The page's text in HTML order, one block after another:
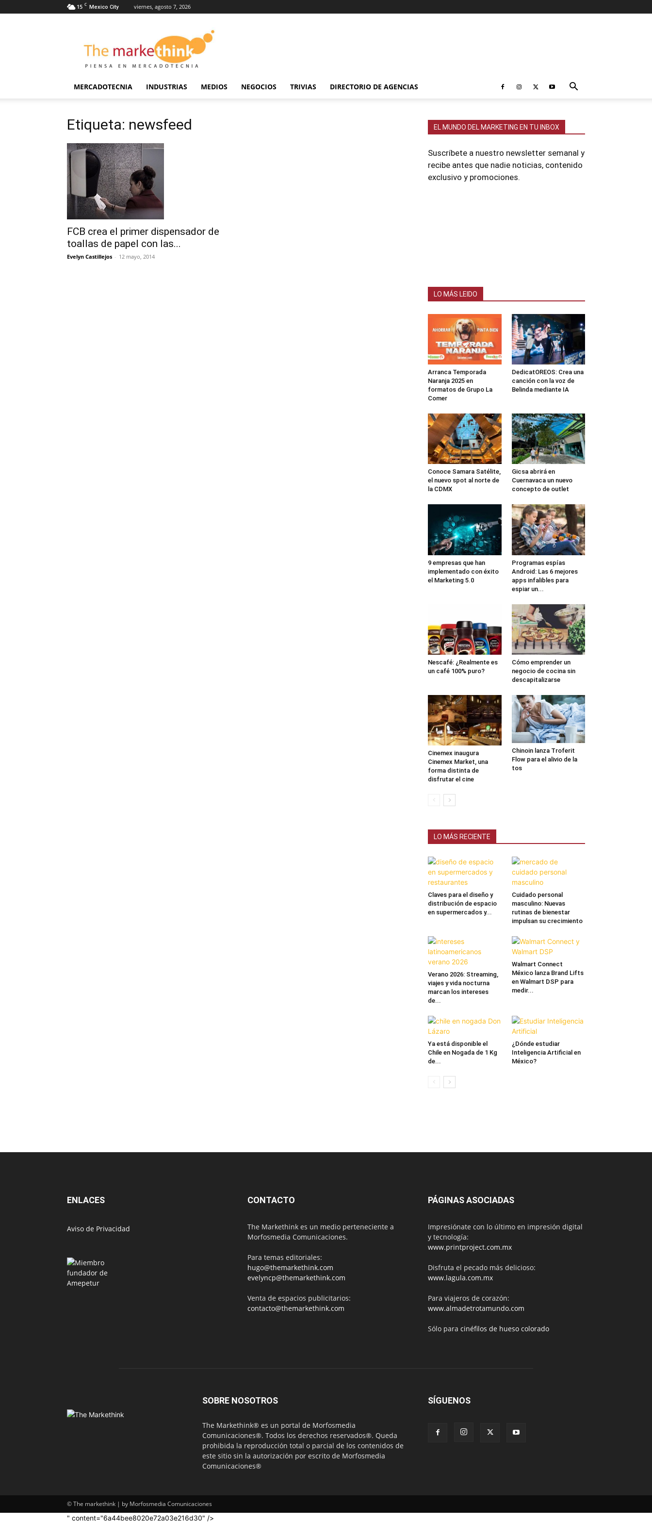
15 C Mexico City viernes, agosto 7, 2026
Markethink
MERCADOTECNIA INDUSTRIAS MEDIOS NEGOCIOS TRIVIAS DIRECTORIO DE AGENCIAS
Etiqueta: newsfeed
FCB crea el primer dispensador de
toallas de papel con las...
Evelyn Castillejos - 12 mayo, 2014
EL MUNDO DEL MARKETING EN TU INBOX
Suscríbete a nuestro newsletter semanal y
recibe antes que nadie noticias, contenido
exclusivo y promociones.
LO MÁS LEIDO
Arranca Temporada
Naranja 2025 en
formatos de Grupo La
Comer
DedicatOREOS: Crea una
canción con la voz de
Belinda mediante IA
Conoce Samara Satélite,
el nuevo spot al norte de
la CDMX
Gicsa abrirá en
Cuernavaca un nuevo
concepto de outlet
9 empresas que han
implementado con éxito
el Marketing 5.0
Programas espías
Android: Las 6 mejores
apps infalibles para
espiar un...
Nescafé: ¿Realmente es
un café 100% puro?
Cómo emprender un
negocio de cocina sin
descapitalizarse
Cinemex inaugura
Cinemex Market, una
forma distinta de
disfrutar el cine
Chinoin lanza Troferit
Flow para el alivio de la
tos
LO MÁS RECIENTE
Claves para el diseño y
distribución de espacio
en supermercados y...
Cuidado personal
masculino: Nuevas
rutinas de bienestar
impulsan su crecimiento
Verano 2026: Streaming,
viajes y vida nocturna
marcan los intereses
de...
Walmart Connect
México lanza Brand Lifts
en Walmart DSP para
medir...
Ya está disponible el
Chile en Nogada de 1 Kg
de...
¿Dónde estudiar
Inteligencia Artificial en
México?
ENLACES
Aviso de Privacidad
CONTACTO
The Markethink es un medio perteneciente a
Morfosmedia Comunicaciones.
Para temas editoriales:
hugo@themarkethink.com
evelyncp@themarkethink.com
Venta de espacios publicitarios:
contacto@themarkethink.com
PÁGINAS ASOCIADAS
Impresiónate con lo último en impresión digital
y tecnología:
www.printproject.com.mx
Disfruta el pecado más delicioso:
www.lagula.com.mx
Para viajeros de corazón:
www.almadetrotamundo.com
Sólo para cinéfilos de hueso colorado
SOBRE NOSOTROS
The Markethink® es un portal de Morfosmedia
Comunicaciones®. Todos los derechos reservados®. Queda
prohibida la reproducción total o parcial de los contenidos de
este sitio sin la autorización por escrito de Morfosmedia
Comunicaciones®
SÍGUENOS
© The markethink | by Morfosmedia Comunicaciones
" content="6a44bee8020e72a03e216d30" />